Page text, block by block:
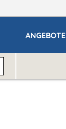
ANGEBOTE